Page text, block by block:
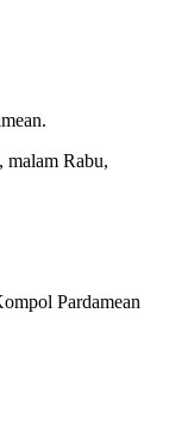
malam Rabu,
Pardamean